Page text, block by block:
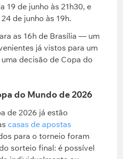
19 de junho às 21h30, e
de junho às 19h.
as 16h de Brasília — um
já vistos para um
decisão de Copa do
do Mundo de 2026
de 2026 já estão
casas de apostas
para o torneio foram
sorteio final: é possível